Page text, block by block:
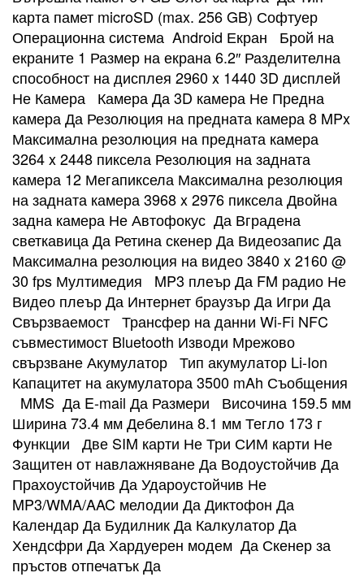
карта памет microSD (max. 256 GB) Софтуер
Операционна система Android Екран Брой на
екраните 1 Размер на екрана 6.2″ Разделителна
способност на дисплея 2960 x 1440 3D дисплей
Не Камера Камера Да 3D камера Не Предна
камера Да Резолюция на предната камера 8 MPx
Максимална резолюция на предната камера
3264 x 2448 пиксела Резолюция на задната
камера 12 Мегапиксела Максимална резолюция
на задната камера 3968 x 2976 пиксела Двойна
задна камера Не Автофокус Да Вградена
светкавица Да Ретина скенер Да Видеозапис Да
Максимална резолюция на видео 3840 x 2160 @
30 fps Мултимедия MP3 плеър Да FM радио Не
Видео плеър Да Интернет браузър Да Игри Да
Свързваемост Трансфер на данни Wi-Fi NFC
съвместимост Bluetooth Изводи Мрежово
свързване Акумулатор Тип акумулатор Li-Ion
Капацитет на акумулатора 3500 mAh Съобщения
MMS Да E-mail Да Размери Височина 159.5 мм
Ширина 73.4 мм Дебелина 8.1 мм Тегло 173 г
Функции Две SIM карти Не Три СИМ карти Не
Защитен от навлажняване Да Водоустойчив Да
Прахоустойчив Да Удароустойчив Не
MP3/WMA/AAC мелодии Да Диктофон Да
Календар Да Будилник Да Калкулатор Да
Хендсфри Да Хардуерен модем Да Скенер за
пръстов отпечатък Да